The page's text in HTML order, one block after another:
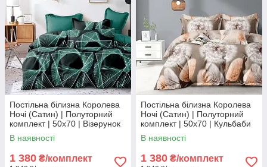
Постільна білизна Королева
Ночі (Сатин) | Полуторний
комплект | 50х70 | Візерунок
на темному та бірюзовому
В наявності
1 380 ₴/комплект
Постільна білизна Королева
Ночі (Сатин) | Полуторний
комплект | 50х70 | Кульбаби
на бежевому
В наявності
1 380 ₴/комплект